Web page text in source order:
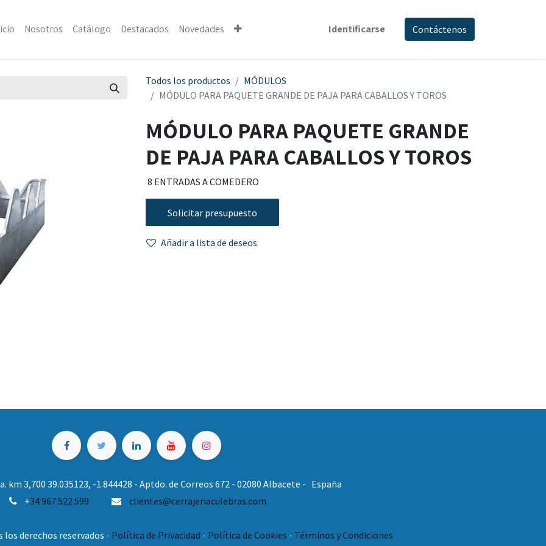
Nosotros Catálogo Destacados Novedades Identificarse Contáctenos
Todos los productos
MÓDULOS
MÓDULO PARA PAQUETE GRANDE DE PAJA PARA CABALLOS Y TOROS
MÓDULO PARA PAQUETE GRANDE
DE PAJA PARA CABALLOS Y TOROS
8 ENTRADAS A COMEDERO
Solicitar presupuesto
Añadir a lista de deseos
km 3,700 39.035123, -1.844428 - Aptdo. de Correos 672 - 02080 Albacete - España
+34 967 522 599 clientes@cerrajeriaculebras.com
derechos reservados - Política de Privacidad - Política de Cookies - Términos y Condiciones